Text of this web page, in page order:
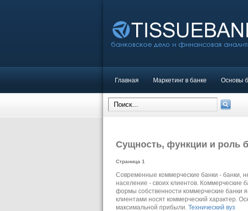
Главная Маркетинг в банке Основы
Сущность, функции и роль
Страница 1
Современные коммерческие банки - банки,
население - своих клиентов. Коммерческие
формы собственности коммерческие банки
клиентами носят коммерческий характер.
максимальной прибыли. Технический вуз